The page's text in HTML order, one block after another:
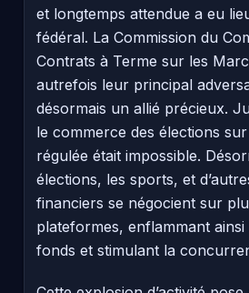
et longtemps attendue a eu
fédéral. La Commission du
Contrats à Terme sur les
autrefois leur principal
désormais un allié précieux.
le commerce des élections
régulée était impossible.
élections, les sports, et
financiers se négocient sur
plateformes, enflammant ainsi
fonds et stimulant la